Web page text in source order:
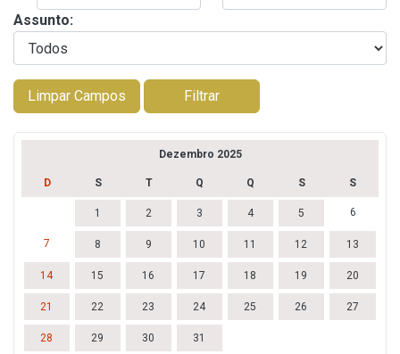
Assunto:
Limpar Campos
Dezembro 2025
D S T Q Q S S
1 2 3 4 5 6
7 8 9 10 11 12 13
14 15 16 17 18 19 20
21 22 23 24 25 26 27
28 29 30 31